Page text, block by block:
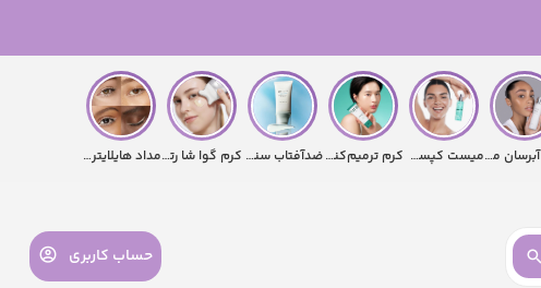
تونر آبرسان میلک تیرتیر میست کپسولی هیالورونیک اسید و PDRN آنوا کرم ترمیم‌کننده پانتنول پیوریتو ضدآفتاب سنتلا هیالوسیکا اسکین1004 کرم گوا شا رتینول و کلاژن آنوا مداد هایلایتر دوسر پرفکت آیز کیکو میلانو
حساب کاربری